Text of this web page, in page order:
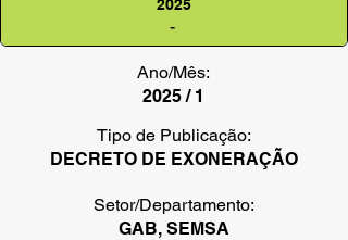
2025
-
Ano/Mês:
2025 / 1
Tipo de Publicação:
DECRETO DE EXONERAÇÃO
Setor/Departamento:
GAB, SEMSA